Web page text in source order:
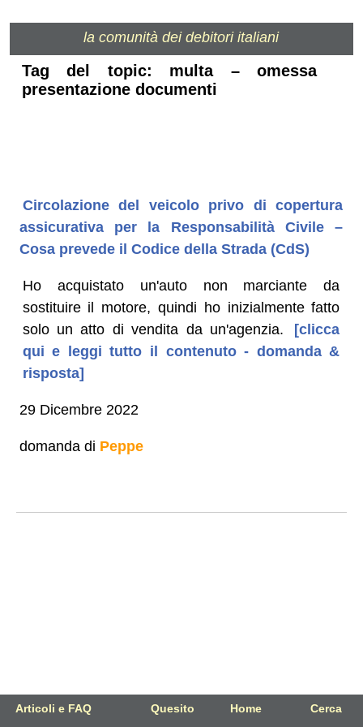
la comunità dei debitori italiani
Articoli e FAQ Quesito Home Cerca
Tag del topic: multa – omessa
presentazione documenti
Circolazione del veicolo privo di copertura
assicurativa per la Responsabilità Civile –
Cosa prevede il Codice della Strada (CdS)
Ho acquistato un'auto non marciante da
sostituire il motore, quindi ho inizialmente fatto
solo un atto di vendita da un'agenzia.
[clicca
qui e leggi tutto il contenuto - domanda &
risposta]
29 Dicembre 2022
domanda di Peppe